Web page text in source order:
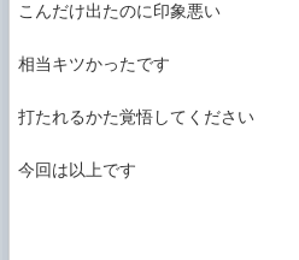
こんだけ出たのに印象悪い
相当キツかったです
打たれるかた覚悟してください
今回は以上です